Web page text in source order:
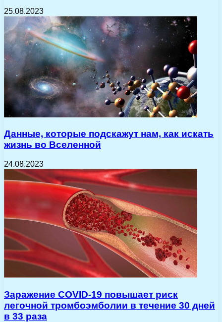
25.08.2023
Данные, которые подскажут нам, как искать
жизнь во Вселенной
24.08.2023
Заражение COVID-19 повышает риск
легочной тромбоэмболии в течение 30 дней
в 33 раза